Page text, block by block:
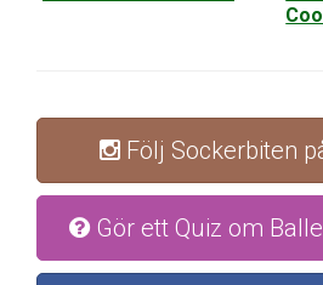
Följ Sockerbiten
Gör ett Quiz om